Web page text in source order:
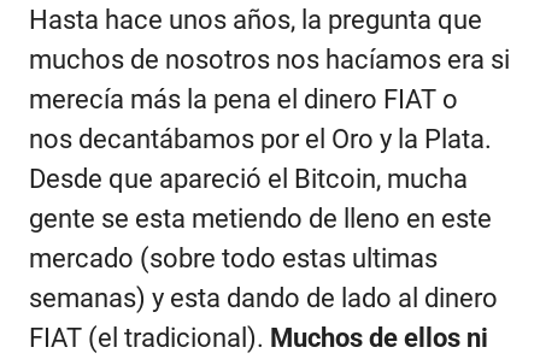
Hasta hace unos años, la pregunta que
muchos de nosotros nos hacíamos era si
merecía más la pena el dinero FIAT o
nos decantábamos por el Oro y la Plata.
Desde que apareció el Bitcoin, mucha
gente se esta metiendo de lleno en este
mercado (sobre todo estas ultimas
semanas) y esta dando de lado al dinero
FIAT (el tradicional). Muchos de ellos ni